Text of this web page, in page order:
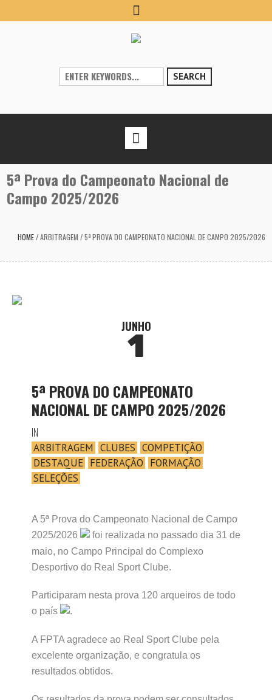
SEARCH
5ª Prova do Campeonato Nacional de
Campo 2025/2026
HOME/ARBITRAGEM /5ª PROVA DO CAMPEONATO NACIONAL DE CAMPO 2025/2026
JUNHO
1
5ª PROVA DO CAMPEONATO
NACIONAL DE CAMPO 2025/2026
IN
ARBITRAGEM CLUBES COMPETIÇÃO
DESTAQUE FEDERAÇÃO FORMAÇÃO
SELEÇÕES
A 5ª Prova do Campeonato Nacional de Campo
2025/2026
foi realizada no passado dia 31 de
maio, no Campo Principal do Complexo
Desportivo do Real Sport Clube.
Participaram nesta prova 120 arqueiros de todo
o país
.
A FPTA agradece ao Real Sport Clube pela
excelente organização, e congratula os
resultados obtidos.